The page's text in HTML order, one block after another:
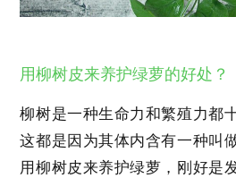
用柳树皮来养护绿萝的好处？
柳树是一种生命力和繁殖力都
这都是因为其体内含有一种叫
用柳树皮来养护绿萝，刚好是